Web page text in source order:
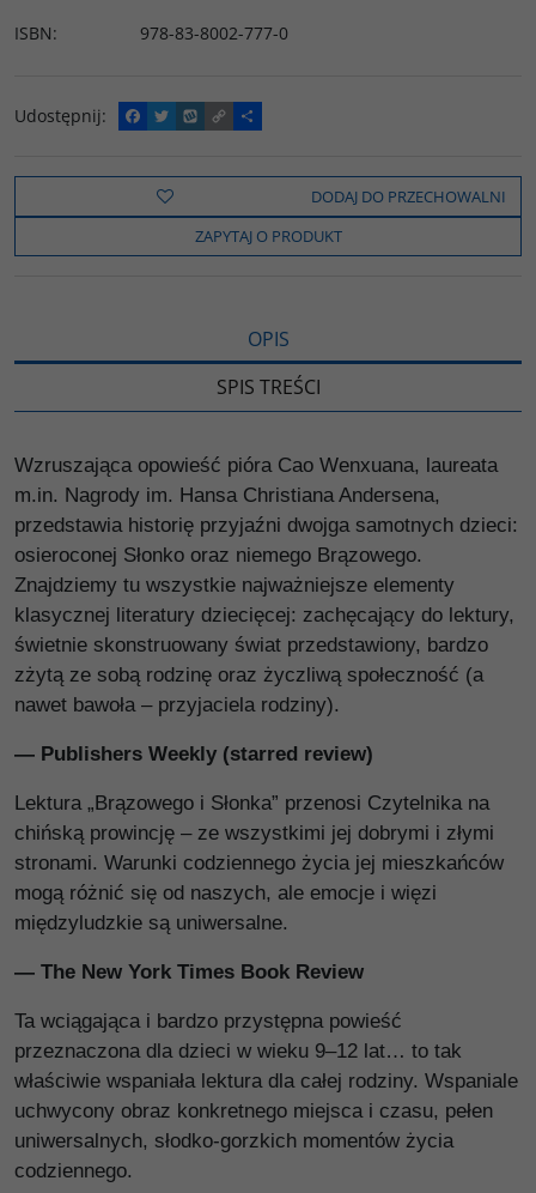
ISBN: 978-83-8002-777-0
Udostępnij:
F
a
e
o
k
T
w
t
t
e
W
y
o
C
o
y
i
n
k
P
o
z
e
l
s
DODAJ DO PRZECHOWALNI
ZAPYTAJ O PRODUKT
OPIS
SPIS TREŚCI
Wzruszająca opowieść pióra Cao Wenxuana, laureata
m.in. Nagrody im. Hansa Christiana Andersena,
przedstawia historię przyjaźni dwojga samot­nych dzieci:
osieroconej Słonko oraz niemego Brązowego.
Znajdziemy tu wszystkie najważniejsze elementy
klasycznej literatury dziecięcej: zachęcają­cy do lektury,
świetnie skonstruowany świat przedstawiony, bardzo
zżytą ze sobą rodzinę oraz życzliwą społeczność (a
nawet bawoła – przyjaciela rodziny).
— Publishers Weekly (starred review)
Lektura „Brązowego i Słonka” przenosi Czytelnika na
chińską prowincję – ze wszystkimi jej dobrymi i złymi
stronami. Warunki codziennego życia jej mieszkańców
mogą różnić się od naszych, ale emocje i więzi
międzyludzkie są uniwersalne.
— The New York Times Book Review
Ta wciągająca i bardzo przystępna powieść
przeznaczona dla dzieci w wieku 9–12 lat… to tak
właściwie wspaniała lektura dla całej rodziny. Wspaniale
uchwycony obraz konkretnego miejsca i czasu, pełen
uniwersalnych, słod­ko-gorzkich momentów życia
codziennego.